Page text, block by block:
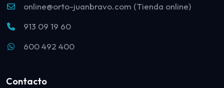
online@orto-juanbravo.com (Tienda online)
913 09 19 60
600 492 400
Contacto